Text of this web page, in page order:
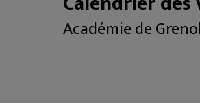
Académie de